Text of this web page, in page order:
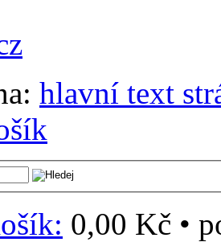
hlavní text
0,00 Kč •